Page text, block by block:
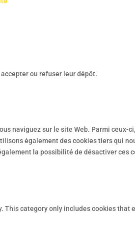
ou refuser leur dépôt.
naviguez sur le site Web. Parmi
également des cookies tiers qui
la possibilité de désactiver
category only includes cookies